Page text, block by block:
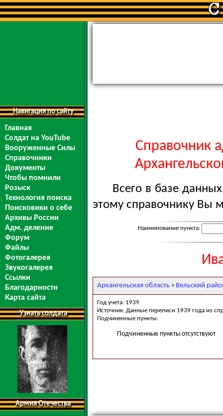
Навигация по сайту
Главная
Солдат на YouTube
Вооруженные Силы
Справочники
Документы
Чтобы помнили
Розыск
Технология поиска
Поисковики о себе
Архивы России
Адм. деление
Форум
Файлы
Фотогалерея
Звукогалерея
Ссылки
Благодарности
Карта сайта
Узнать солдата
Армия Отечества
Справочник
Всего в базе
этому справочнику Вы
Наименование пункта:
Архангельская область > Вельский
Год учета: 1939
Источник: Данные переписи 1939 года из
Подчиненные пункты:
Подчиненные пункты отсутствуют